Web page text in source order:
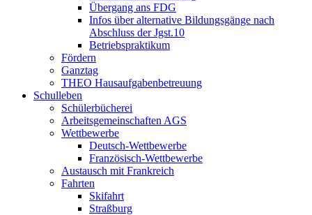
Übergang ans FDG
Infos über alternative Bildungsgänge nach
Abschluss der Jgst.10
Betriebspraktikum
Fördern
Ganztag
THEO Hausaufgabenbetreuung
Schulleben
Schülerbücherei
Arbeitsgemeinschaften AGS
Wettbewerbe
Deutsch-Wettbewerbe
Französisch-Wettbewerbe
Austausch mit Frankreich
Fahrten
Skifahrt
Straßburg